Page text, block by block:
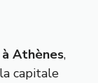
Athènes,
capitale